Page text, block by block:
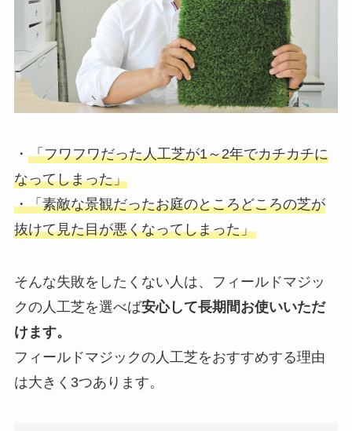
・ 「フワフワだった人工芝が1～2年でカチカチに
なってしまった」
・「素敵な景観だったお庭のところどころの芝が
抜けて見た目が悪くなってしまった」
そんな失敗をしたくない人は、フィールドマジッ
クの人工芝を選べば安心して長期間お使いいただ
けます。
フィールドマジックの人工芝をおすすめする理由
は大きく3つあります。